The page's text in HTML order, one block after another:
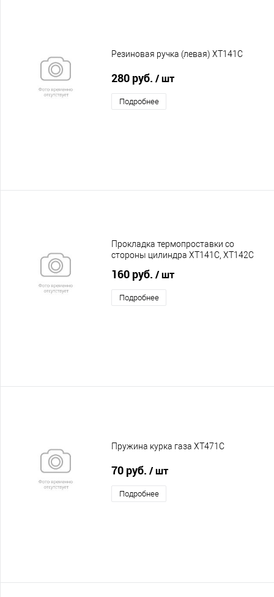
Резиновая ручка (левая) XT141C
280 руб. / шт
Подробнее
Прокладка термопроставки со
стороны цилиндра XT141C, XT142C
160 руб. / шт
Подробнее
Пружина курка газа XT471C
70 руб. / шт
Подробнее